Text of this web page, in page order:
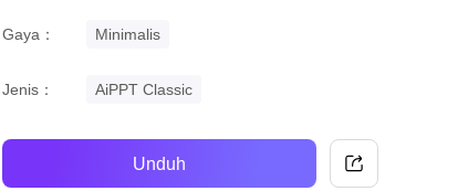
Gaya： Minimalis
Jenis： AiPPT Classic
Unduh